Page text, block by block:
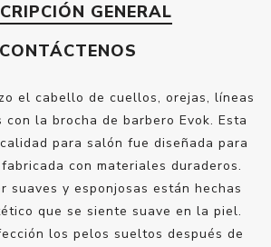
GENERAL
CONTÁCTENOS
el cabello de cuellos, orejas, líneas
la brocha de barbero Evok. Esta
para salón fue diseñada para
con materiales duraderos.
suaves y esponjosas están hechas
que se siente suave en la piel.
los pelos sueltos después de